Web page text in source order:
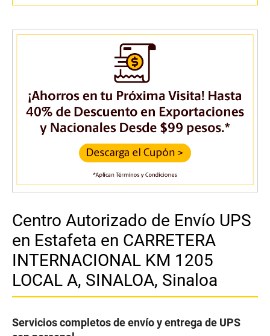
Centro Autorizado de Envío UPS
en Estafeta en CARRETERA
INTERNACIONAL KM 1205
LOCAL A, SINALOA, Sinaloa
Servicios completos de envío y entrega de UPS